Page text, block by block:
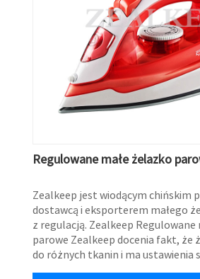
Regulowane małe żelazko
Zealkeep jest wiodącym chińskim
dostawcą i eksporterem małego
z regulacją. Zealkeep Regulowane
parowe Zealkeep docenia fakt, że
do różnych tkanin i ma ustawienia